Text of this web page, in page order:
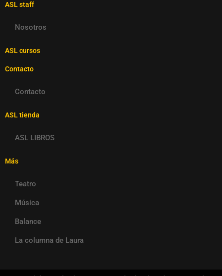
ASL staff
Nosotros
ASL cursos
Contacto
Contacto
ASL tienda
ASL LIBROS
Más
Teatro
Música
Balance
La columna de Laura